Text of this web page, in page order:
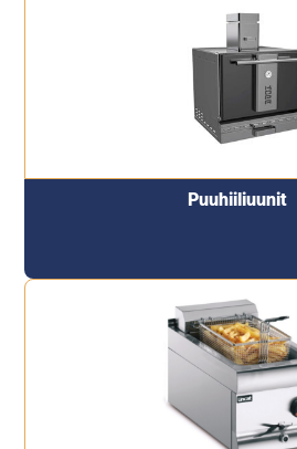
Puuhiiliuunit